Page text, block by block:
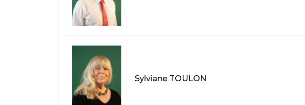
Sylviane TOULON